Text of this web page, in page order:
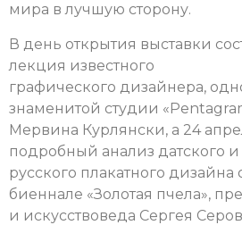
мира в лучшую сторону.
В день открытия выставки
лекция известного
графического дизайнера,
знаменитой студии
Мервина Курлянски, а 24
подробный анализ датского и
русского плакатного дизайна
биеннале «Золотая пчела»,
и искусствоведа Сергея